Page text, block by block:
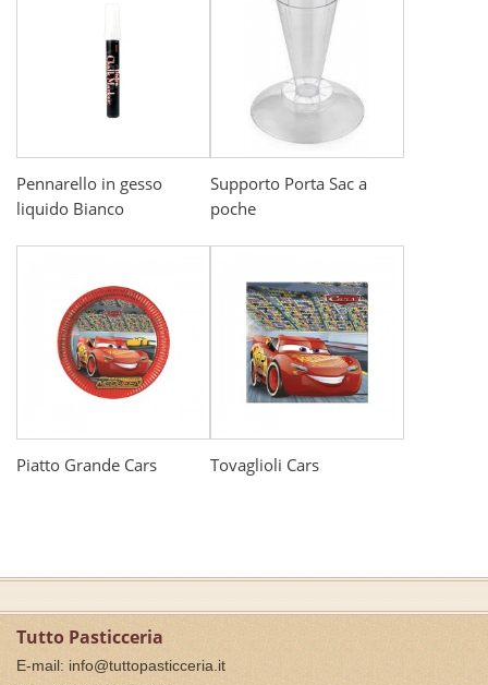
Pennarello in gesso
liquido Bianco
Supporto Porta Sac a
poche
Piatto Grande Cars Tovaglioli Cars
Tutto Pasticceria
E-mail: info@tuttopasticceria.it